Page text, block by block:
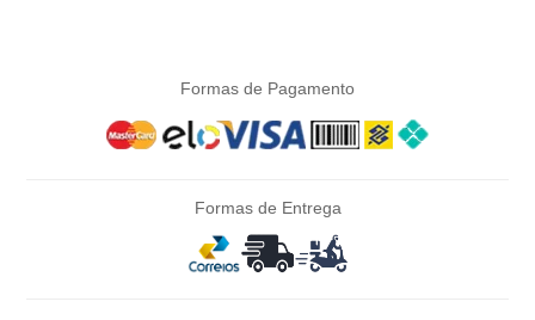
Formas de Pagamento
Formas de Entrega